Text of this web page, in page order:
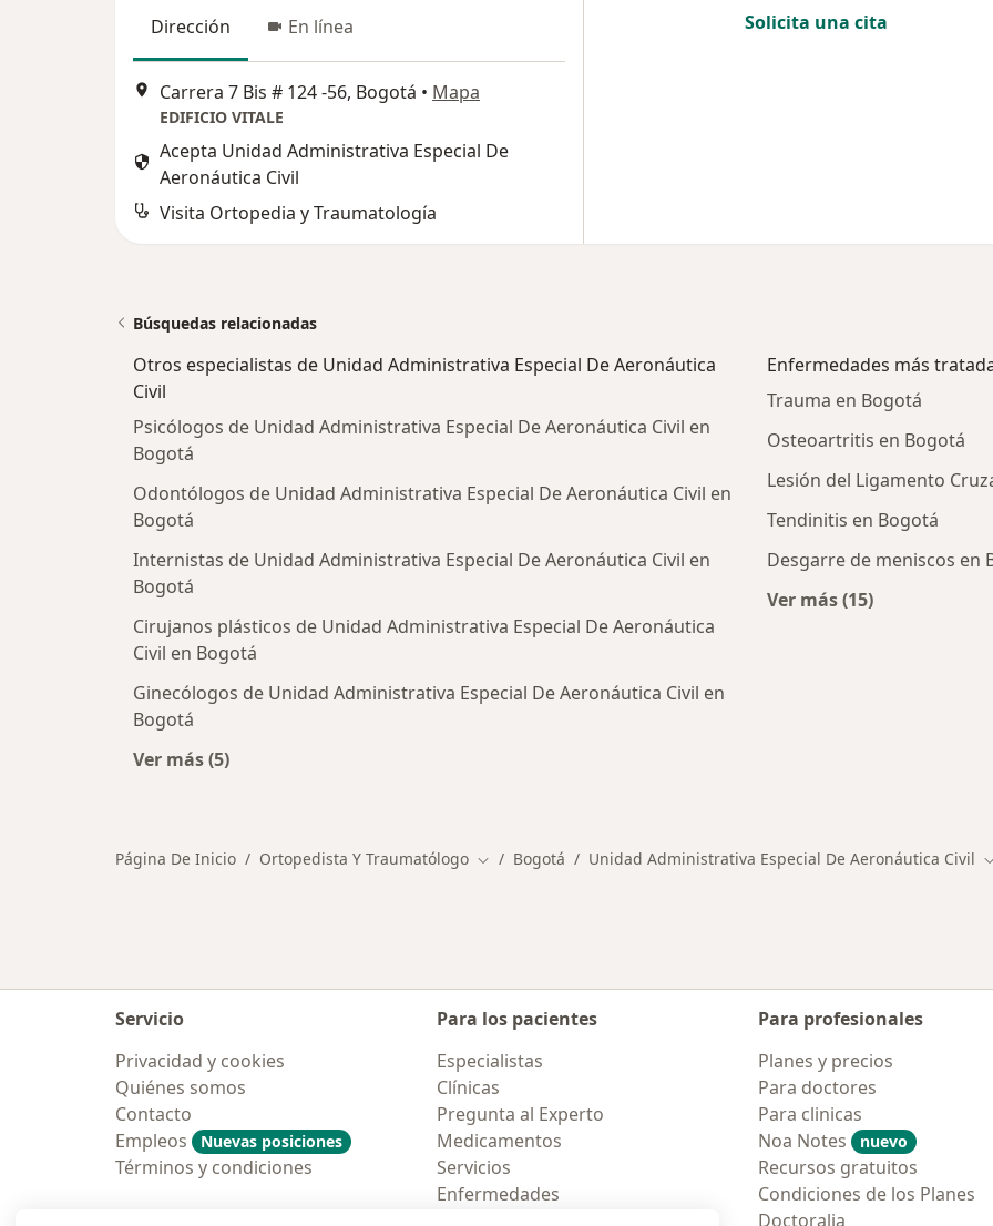
Dirección En línea
Carrera 7 Bis # 124 -56, Bogotá • Mapa
EDIFICIO VITALE
Acepta Unidad Administrativa Especial De
Aeronáutica Civil
Visita Ortopedia y Traumatología
Solicita una cita
Búsquedas relacionadas
Otros especialistas de Unidad Administrativa Especial De Aeronáutica
Civil
Psicólogos de Unidad Administrativa Especial De Aeronáutica Civil en
Bogotá
Odontólogos de Unidad Administrativa Especial De Aeronáutica Civil en
Bogotá
Internistas de Unidad Administrativa Especial De Aeronáutica Civil en
Bogotá
Cirujanos plásticos de Unidad Administrativa Especial De Aeronáutica
Civil en Bogotá
Ginecólogos de Unidad Administrativa Especial De Aeronáutica Civil en
Bogotá
Ver más (5)
Enfermedades más
Trauma en Bogotá
Osteoartritis en Bogotá
Lesión del Ligamento
Tendinitis en Bogotá
Desgarre de meniscos en
Ver más (15)
Página De Inicio Ortopedista Y Traumatólogo Cambiar de ciudad
Bogotá Unidad Administrativa Especial De Aeronáutica Civil
Servicio
Privacidad y cookies
Quiénes somos
Contacto
Empleos
Nuevas posiciones
Términos y condiciones
Para los pacientes
Especialistas
Clínicas
Pregunta al Experto
Medicamentos
Servicios
Enfermedades
Para profesionales
Planes y precios
Para doctores
Para clinicas
Noa Notes
nuevo
Recursos gratuitos
Condiciones de los Planes
Doctoralia